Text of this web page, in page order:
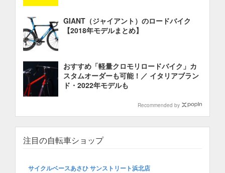
GIANT（ジャイアント）のロードバイク
【2018年モデルまとめ】
おすすめ「軽量クロモリロードバイク」カ
スタムオーダーも可能！／ イタリアブラン
ド・2022年モデルも
Recommended by
注目の自転車ショップ
サイクルベースあさひ サンストリート浜北店